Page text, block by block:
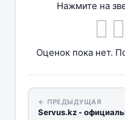
Нажмите на
Оценок пока нет.
← ПРЕДЫДУЩАЯ
Servus.kz -